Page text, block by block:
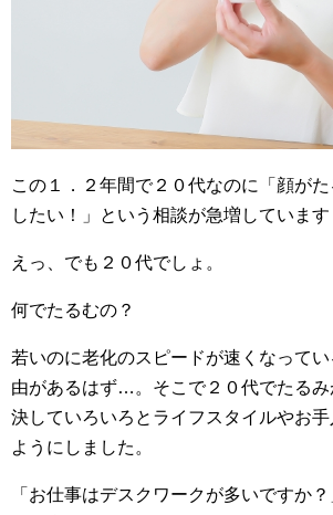
この１．２年間で２０代なのに「顔が
したい！」という相談が急増しています
えっ、でも２０代でしょ。
何でたるむの？
若いのに老化のスピードが速くなって
由があるはず…。そこで２０代でたる
決していろいろとライフスタイルやお手
ようにしました。
「お仕事はデスクワークが多いですか